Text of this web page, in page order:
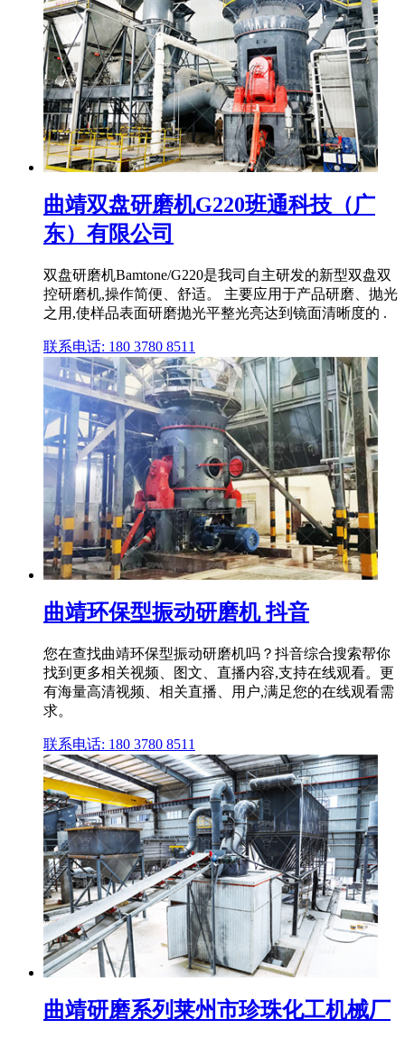
曲靖双盘研磨机G220班通科技（广
东）有限公司
双盘研磨机Bamtone/G220是我司自主研发的新型双盘双
控研磨机,操作简便、舒适。 主要应用于产品研磨、抛光
之用,使样品表面研磨抛光平整光亮达到镜面清晰度的 .
联系电话: 180 3780 8511
曲靖环保型振动研磨机 抖音
您在查找曲靖环保型振动研磨机吗？抖音综合搜索帮你
找到更多相关视频、图文、直播内容,支持在线观看。更
有海量高清视频、相关直播、用户,满足您的在线观看需
求。
联系电话: 180 3780 8511
曲靖研磨系列莱州市珍珠化工机械厂